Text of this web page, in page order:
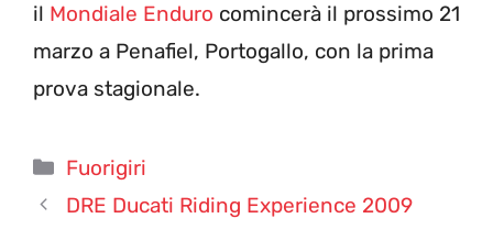
il Mondiale Enduro comincerà il prossimo 21
marzo a Penafiel, Portogallo, con la prima
prova stagionale.
Categorie
Fuorigiri
DRE Ducati Riding Experience 2009